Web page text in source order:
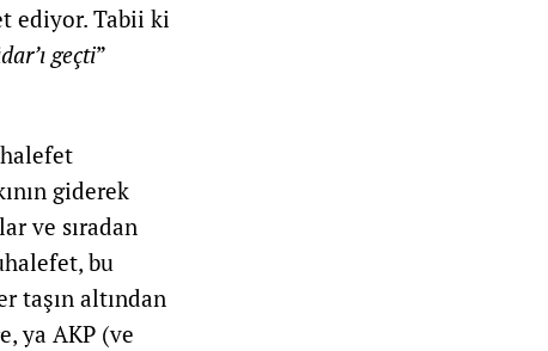
ediyor. Tabii ki
geçti”
giderek
ve sıradan
bu
taşın altından
ya AKP (ve